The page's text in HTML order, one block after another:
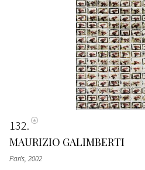
132
MAURIZIO GALIMBERTI
Paris, 2002